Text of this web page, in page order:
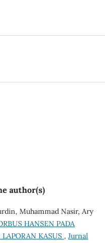
author(s)
Muhammad Nasir, Ary
HANSEN PADA
KASUS , Jurnal